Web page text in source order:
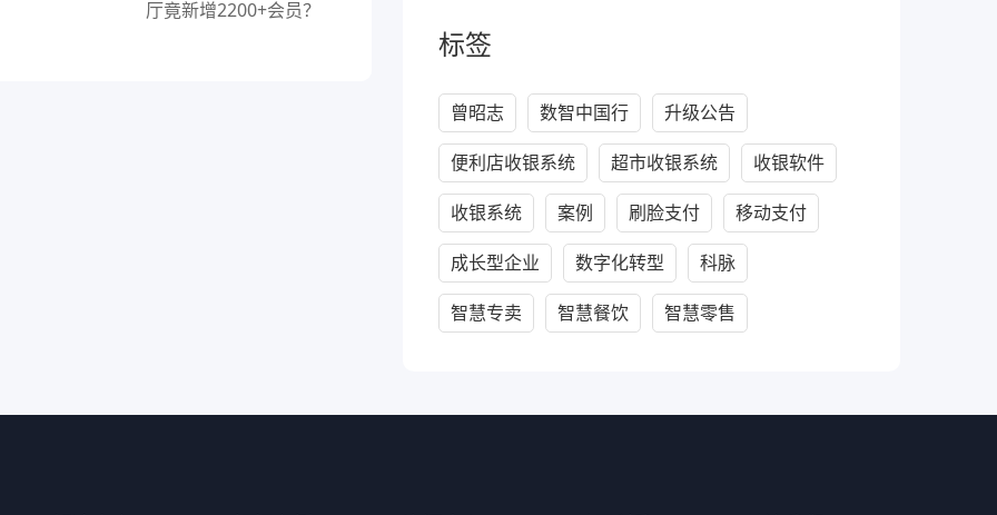
厅竟新增2200+会员？
标签
曾昭志 数智中国行 升级公告
便利店收银系统 超市收银系统 收银软件
收银系统 案例 刷脸支付 移动支付
成长型企业 数字化转型 科脉
智慧专卖 智慧餐饮 智慧零售